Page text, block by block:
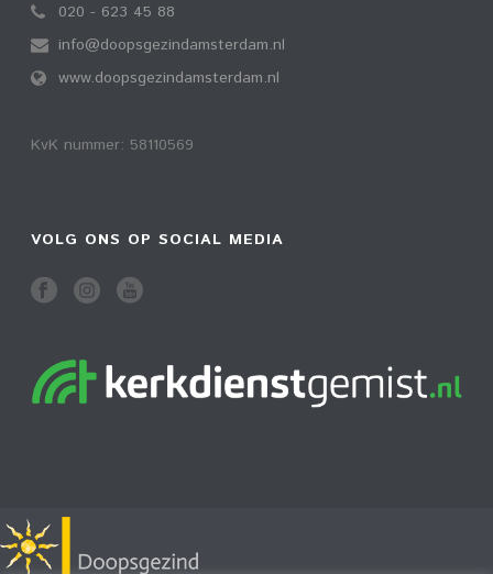
020 - 623 45 88
info@doopsgezindamsterdam.nl
www.doopsgezindamsterdam.nl
KvK nummer: 58110569
VOLG ONS OP SOCIAL MEDIA